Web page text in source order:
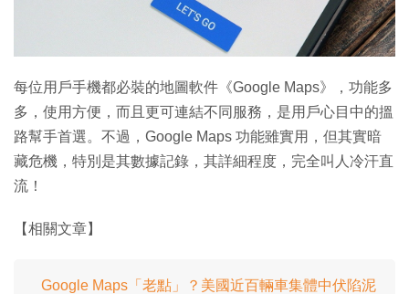
每位用戶手機都必裝的地圖軟件《Google Maps》，功能多
多，使用方便，而且更可連結不同服務，是用戶心目中的搵
路幫手首選。不過，Google Maps 功能雖實用，但其實暗
藏危機，特別是其數據記錄，其詳細程度，完全叫人冷汗直
流！
【相關文章】
Google Maps「老點」？美國近百輛車集體中伏陷泥